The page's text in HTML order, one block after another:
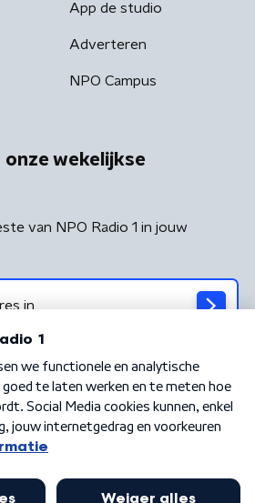
App de studio
Adverteren
NPO Campus
wekelijkse
van NPO Radio 1 in jouw
Privacybeleid